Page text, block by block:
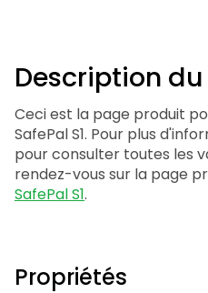
Description
Ceci est la page produit
SafePal S1. Pour plus
pour consulter toutes les
rendez-vous sur la page
SafePal S1.
Propriétés